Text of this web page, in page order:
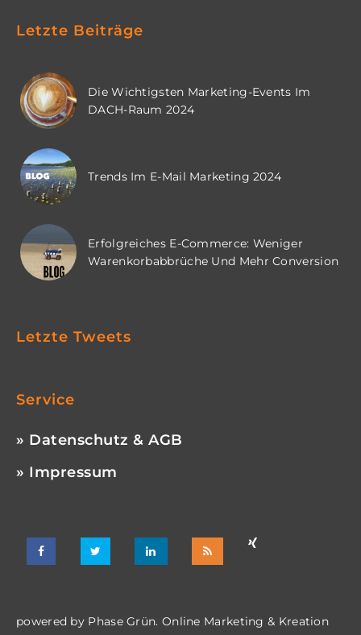
Letzte Beiträge
Die Wichtigsten Marketing-Events Im
DACH-Raum 2024
Trends Im E-Mail Marketing 2024
Erfolgreiches E-Commerce: Weniger
Warenkorbabbrüche Und Mehr Conversion
Letzte Tweets
Service
» Datenschutz & AGB
» Impressum
powered by Phase Grün. Online Marketing & Kreation